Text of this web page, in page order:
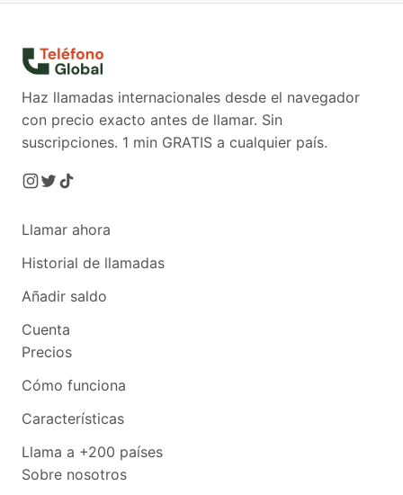
Haz llamadas internacionales desde el navegador
con precio exacto antes de llamar. Sin
suscripciones. 1 min GRATIS a cualquier país.
Llamar ahora
Historial de llamadas
Añadir saldo
Cuenta
Precios
Cómo funciona
Características
Llama a +200 países
Sobre nosotros